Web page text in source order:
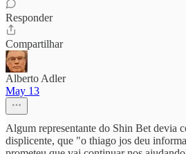
Responder
Compartilhar
Alberto Adler
May 13
Algum representante do Shin Bet devia
displicente, que "o thiago jos deu